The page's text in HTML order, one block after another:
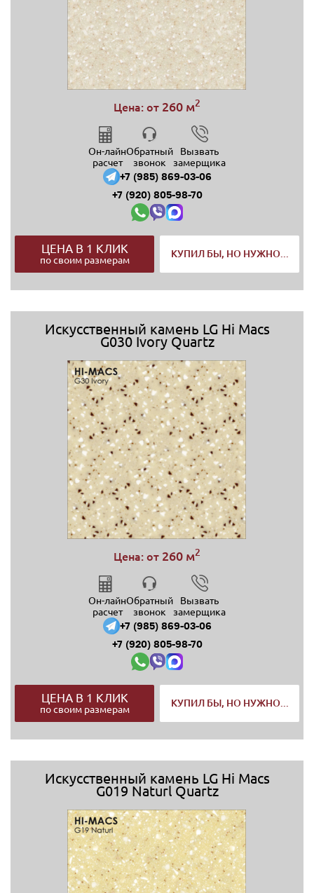
Цена: от 260 м2
Он-лайн
расчет
Обратный
звонок
Вызвать
замерщика
+7 (985) 869-03-06
+7 (920) 805-98-70
ЦЕНА В 1 КЛИК
по своим размерам
КУПИЛ БЫ, НО НУЖНО...
Искусственный камень LG Hi Macs
G030 Ivory Quartz
Цена: от 260 м2
Он-лайн
расчет
Обратный
звонок
Вызвать
замерщика
+7 (985) 869-03-06
+7 (920) 805-98-70
ЦЕНА В 1 КЛИК
по своим размерам
КУПИЛ БЫ, НО НУЖНО...
Искусственный камень LG Hi Macs
G019 Naturl Quartz